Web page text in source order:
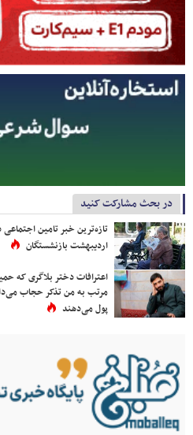
در بحث مشارکت کنید
تازه‌ترین خبر تامین
اردیبهشت بازنشستگان
اعترافات دختر بلاگری که
مرتب به من تذکر حجاب
پول می‌دهند